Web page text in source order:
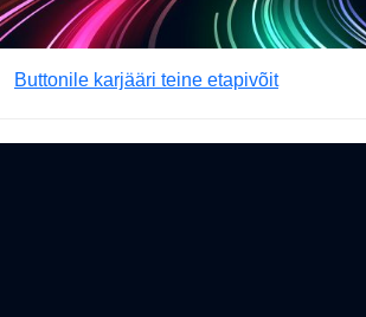
Buttonile karjääri teine etapivõit